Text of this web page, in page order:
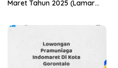
Maret Tahun 2025 (Lamar